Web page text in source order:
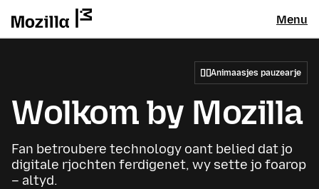
Menu
Animaasjes pauzearje
Wolkom by Mozilla
Fan betroubere technology oant belied dat jo
digitale rjochten ferdigenet, wy sette jo foarop
– altyd.